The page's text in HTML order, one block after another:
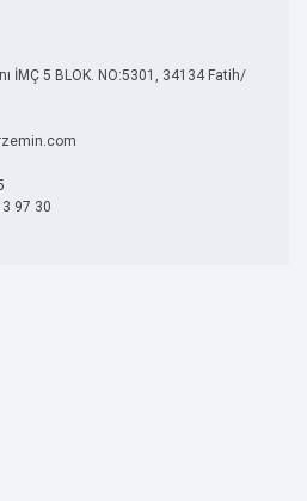
İMÇ 5 BLOK. NO:5301, 34134 Fatih/
97 30